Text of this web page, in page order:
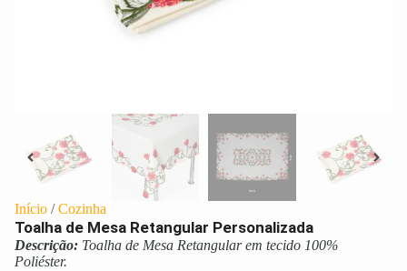
Início /Cozinha
Toalha de Mesa Retangular Personalizada
Descrição: Toalha de Mesa Retangular em tecido 100%
Poliéster.